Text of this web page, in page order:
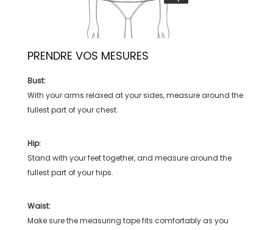
PRENDRE VOS MESURES
Bust:
With your arms relaxed at your sides, measure around the
fullest part of your chest.
Hip:
Stand with your feet together, and measure around the
fullest part of your hips.
Waist:
Make sure the measuring tape fits comfortably as you